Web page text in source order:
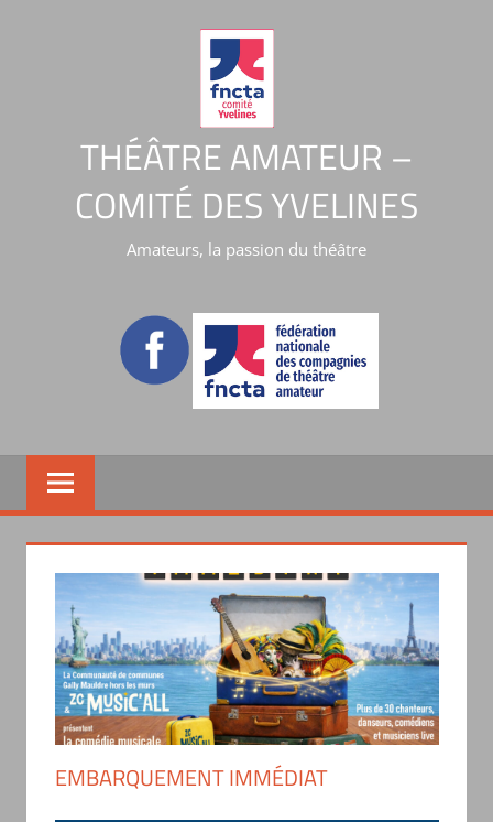
THÉÂTRE AMATEUR –
COMITÉ DES YVELINES
Amateurs, la passion du théâtre
EMBARQUEMENT IMMÉDIAT